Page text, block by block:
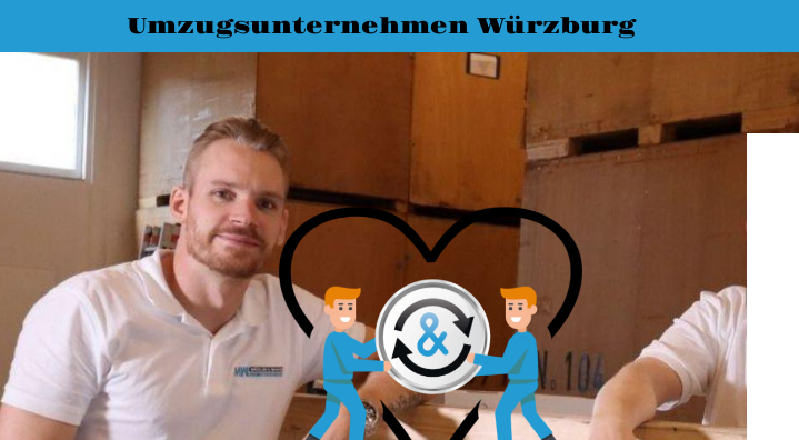
Umzugsunternehmen Würzburg